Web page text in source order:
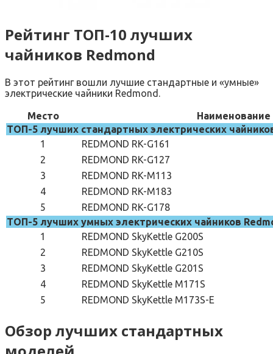
Рейтинг ТОП-10 лучших
чайников Redmond
В этот рейтинг вошли лучшие стандартные и «умные»
электрические чайники Redmond.
Место
Наименование
ТОП-5 лучших стандартных электрических
1
REDMOND RK-G161
2
REDMOND RK-G127
3
REDMOND RK-M113
4
REDMOND RK-M183
5
REDMOND RK-G178
ТОП-5 лучших умных электрических чайников
1
REDMOND SkyKettle G200S
2
REDMOND SkyKettle G210S
3
REDMOND SkyKettle G201S
4
REDMOND SkyKettle M171S
5
REDMOND SkyKettle M173S-E
Обзор лучших стандартных